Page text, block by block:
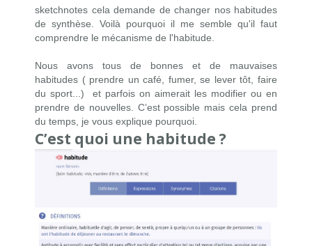
sketchnotes cela demande de changer nos habitudes
de synthèse. Voilà pourquoi il me semble qu'il faut
comprendre le mécanisme de l'habitude.
Nous avons tous de bonnes et de mauvaises
habitudes ( prendre un café, fumer, se lever tôt, faire
du sport...) et parfois on aimerait les modifier ou en
prendre de nouvelles. C’est possible mais cela prend
du temps, je vous explique pourquoi.
C’est quoi une habitude ?